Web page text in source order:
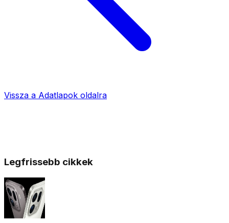
Vissza a Adatlapok oldalra
Legfrissebb cikkek